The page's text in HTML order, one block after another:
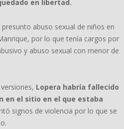
en libertad.
abuso sexual de niños en
por lo que tenía cargos por
y abuso sexual con menor de
Lopera habría fallecido
en el sitio en el que estaba
signos de violencia por lo que se